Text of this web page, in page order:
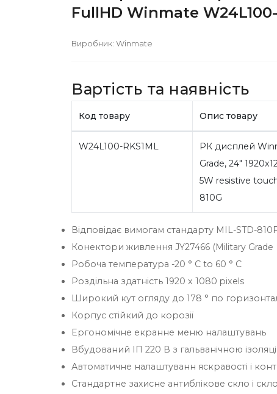
FullHD Winmate W24L100-
Виробник: Winmate
Вартість та наявність
Код товару Опис товару
W24L100-RKS1ML
РК дисплей
Grade, 24"
5W resistive
810G
Відповідає вимогам стандарту MIL-STD-
Конектори живлення JY27466 (Military
Робоча температура -20 ° C to 60 ° C
Роздільна здатність 1920 x 1080 pixels
Широкий кут огляду до 178 ° по
Корпус стійкий до корозії
Ергономічне екранне меню налаштувань
Вбудований ІП 220 В з гальванічною
Автоматичне налаштуванн яскравості і
Стандартне захисне антиблікове скло і